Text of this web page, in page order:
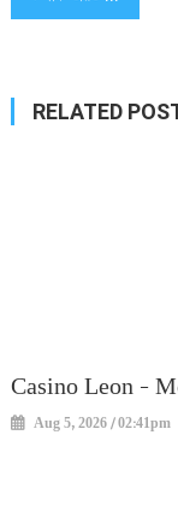
RELATED
Casino Leon –
Aug 5, 2026 / 02:41pm